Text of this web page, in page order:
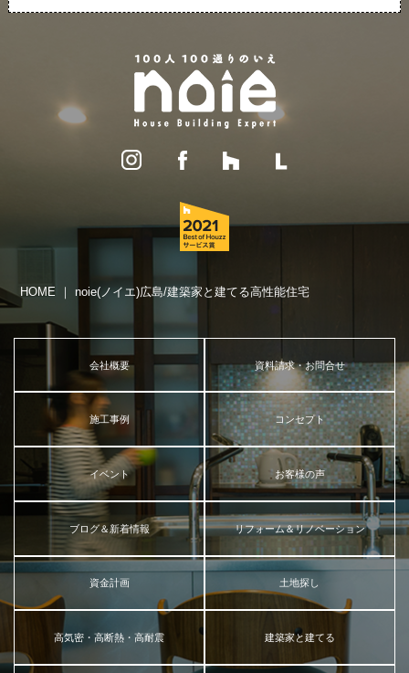
HOME ｜ noie(ノイエ)広島/建築家と建てる高性能住宅
会社概要 資料請求・お問合せ
施工事例 コンセプト
イベント お客様の声
ブログ＆新着情報 リフォーム＆リノベーション
資金計画 土地探し
高気密・高断熱・高耐震 建築家と建てる